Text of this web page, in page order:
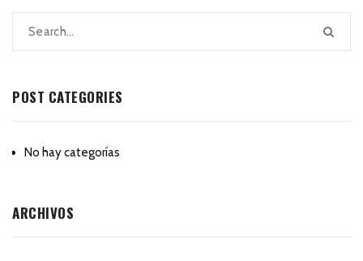
POST CATEGORIES
No hay categorías
ARCHIVOS